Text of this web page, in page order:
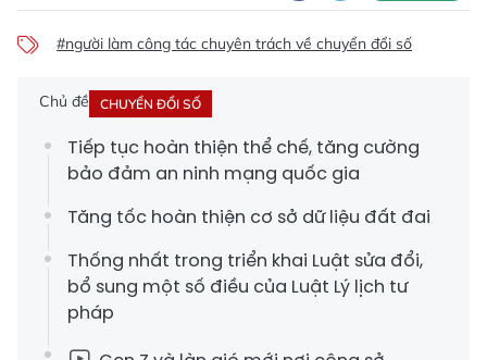
#người làm công tác chuyên trách về chuyển đổi số
Chủ đề CHUYỂN ĐỔI SỐ
Tiếp tục hoàn thiện thể chế, tăng cường
bảo đảm an ninh mạng quốc gia
Tăng tốc hoàn thiện cơ sở dữ liệu đất đai
Thống nhất trong triển khai Luật sửa đổi,
bổ sung một số điều của Luật Lý lịch tư
pháp